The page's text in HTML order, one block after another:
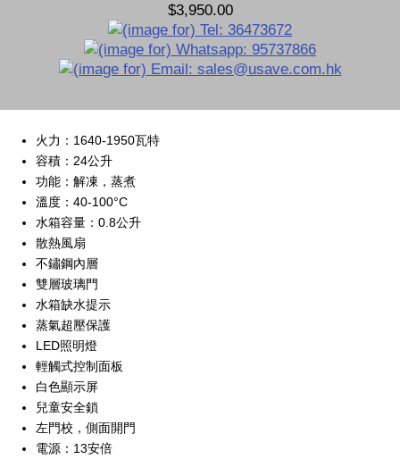
$3,950.00
火力：1640-1950瓦特
容積：24公升
功能：解凍，蒸煮
溫度：40-100°C
水箱容量：0.8公升
散熱風扇
不鏽鋼內層
雙層玻璃門
水箱缺水提示
蒸氣超壓保護
LED照明燈
輕觸式控制面板
白色顯示屏
兒童安全鎖
左門校，側面開門
電源：13安倍